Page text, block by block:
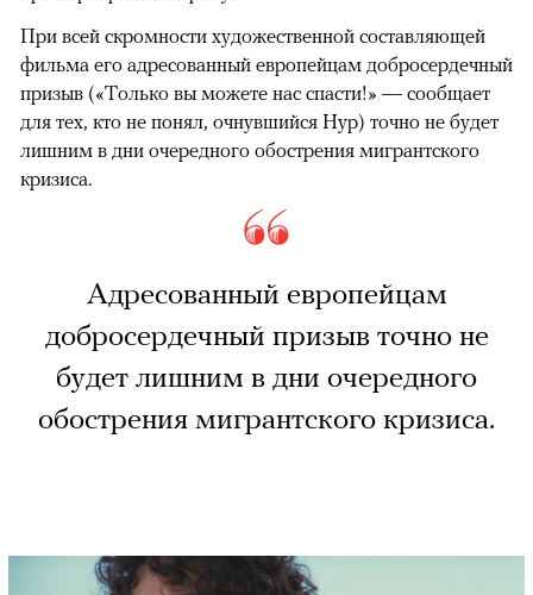
При всей скромности художественной составляющей
фильма его адресованный европейцам добросердечный
призыв («Только вы можете нас спасти!» — сообщает
для тех, кто не понял, очнувшийся Нур) точно не будет
лишним в дни очередного обострения мигрантского
кризиса.
Адресованный европейцам
добросердечный призыв точно не
будет лишним в дни очередного
обострения мигрантского кризиса.